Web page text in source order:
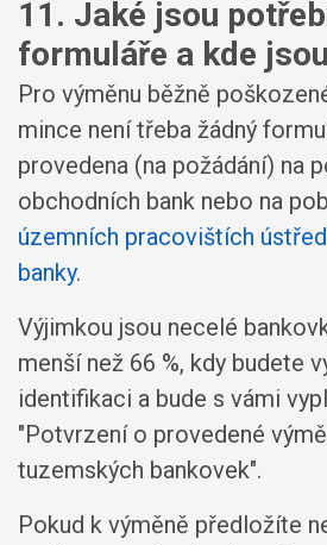
11. Jaké jsou
formuláře a kde
Pro výměnu běžně
mince není třeba žádný
provedena (na požádání) na
obchodních bank nebo na
územních pracovištích
banky.
Výjimkou jsou necelé
menší než 66 %, kdy budete
identifikaci a bude s vámi
"Potvrzení o provedené
tuzemských bankovek".
Pokud k výměně předložíte